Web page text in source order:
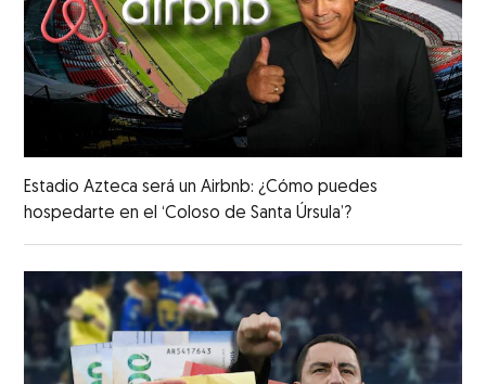
Estadio Azteca será un Airbnb: ¿Cómo puedes
hospedarte en el ‘Coloso de Santa Úrsula’?